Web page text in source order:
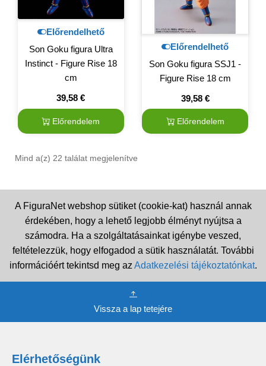
Előrendelhető
Son Goku figura Ultra
Instinct - Figure Rise 18
cm
39,58€
Előrendelem
Előrendelhető
Son Goku figura SSJ1 -
Figure Rise 18 cm
39,58 €
Előrendelem
Mind a(z) 22 találat megjelenítve
A FiguraNet webshop sütiket (cookie-kat) használ annak
érdekében, hogy a lehető legjobb élményt nyújtsa a
számodra. Ha a szolgáltatásainkat igénybe veszed,
feltételezzük, hogy elfogadod a sütik használatát. További
információért tekintsd meg az Adatkezelési tájékoztatónkat.
Vissza a lap tetejére
Elérhetőségünk